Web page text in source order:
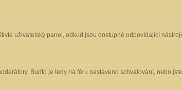
uživatelský panel, odkud jsou dostupné odpovídající
Buďto je tedy na fóru nastaveno schvalování, nebo